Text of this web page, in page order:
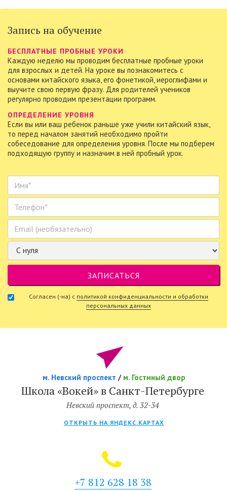
Запись на обучение
БЕСПЛАТНЫЕ ПРОБНЫЕ УРОКИ
Каждую неделю мы проводим бесплатные пробные уроки
для взрослых и детей. На уроке вы познакомитесь c
основами китайского языка, его фонетикой, иероглифами и
выучите свою первую фразу. Для родителей учеников
регулярно проводим презентации программ.
ОПРЕДЕЛЕНИЕ УРОВНЯ
Если вы или ваш ребенок раньше уже учили китайский язык,
то перед началом занятий необходимо пройти
собеседование для определения уровня. После мы подберем
подходящую группу и назначим в ней пробный урок.
Согласен (-на) с политикой конфиденциальности и обработки
персональных данных
м. Невский проспект / м. Гостиный двор
Школа «Вокей» в Санкт-Петербурге
Невский проспект, д. 32-34
ОТКРЫТЬ НА ЯНДЕКС.КАРТАХ
+7 812 628 18 38